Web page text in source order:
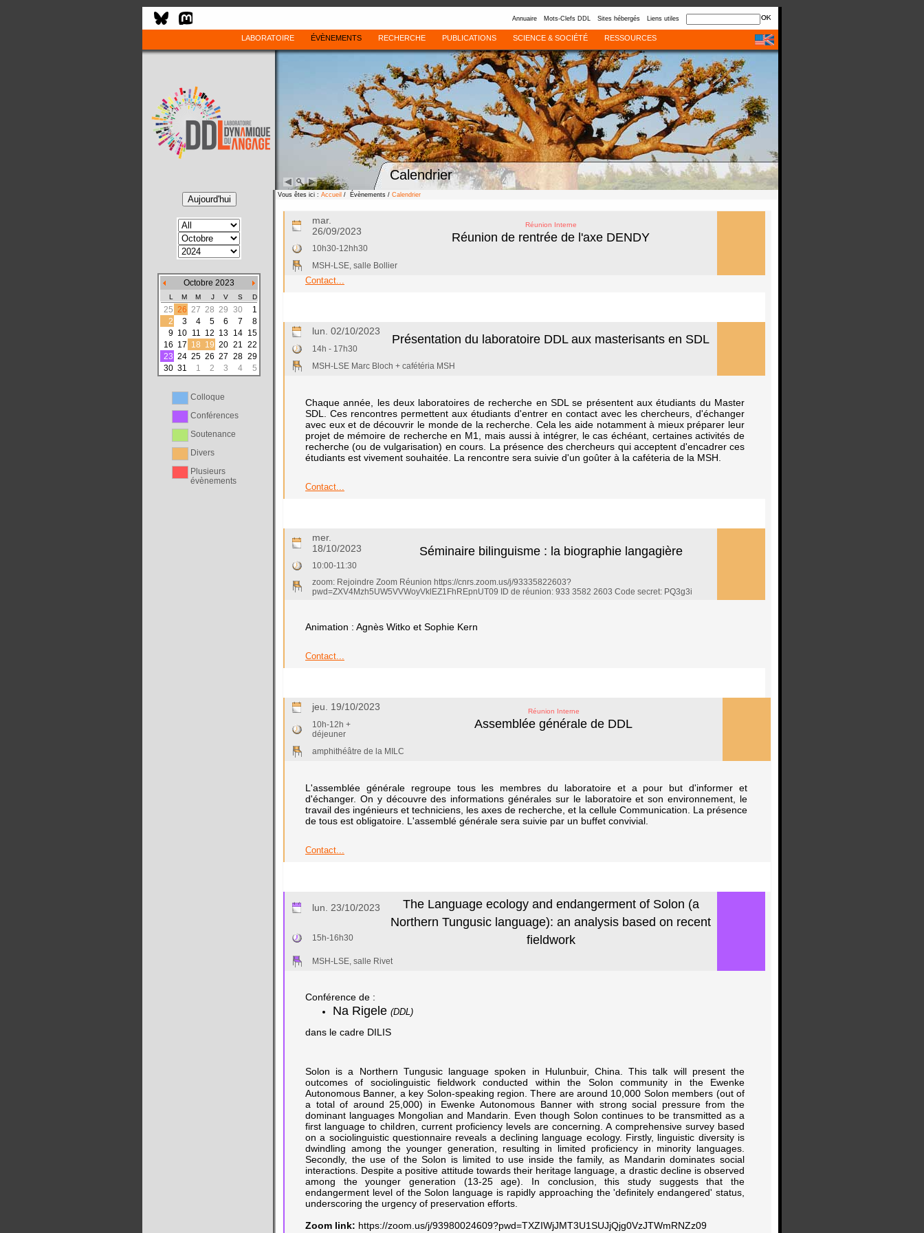
Annuaire Mots-Clefs DDL Sites hébergés Liens utiles
LABORATOIRE ÉVÈNEMENTS RECHERCHE PUBLICATIONS SCIENCE & SOCIÉTÉ RESSOURCES
Calendrier
Octobre 2023
L M M J V S D
25 26 27 28 29 30
1
2
3 4 5 6 7
8
9 10 11 12 13 14 15
16 17 18 19 20 21 22
23 24 25 26 27 28 29
30 31 1 2 3 4 5
Colloque
Conférences
Soutenance
Divers
Plusieurs
évènements
Vous êtes ici : Accueil / Évènements / Calendrier
mar.
26/09/2023
Réunion Interne
Réunion de rentrée de l'axe DENDY
10h30-12hh30
MSH-LSE, salle Bollier
Contact...
lun. 02/10/2023
Présentation du laboratoire DDL aux masterisants en SDL
14h - 17h30
MSH-LSE Marc Bloch + cafétéria MSH
Chaque année, les deux laboratoires de recherche en SDL se présentent aux étudiants du Master
SDL. Ces rencontres permettent aux étudiants d'entrer en contact avec les chercheurs, d'échanger
avec eux et de découvrir le monde de la recherche. Cela les aide notamment à mieux préparer leur
projet de mémoire de recherche en M1, mais aussi à intégrer, le cas échéant, certaines activités de
recherche (ou de vulgarisation) en cours. La présence des chercheurs qui acceptent d'encadrer ces
étudiants est vivement souhaitée. La rencontre sera suivie d'un goûter à la caféteria de la MSH.
Contact...
mer.
18/10/2023
Séminaire bilinguisme : la biographie langagière
10:00-11:30
zoom: Rejoindre Zoom Réunion https://cnrs.zoom.us/j/93335822603?
pwd=ZXV4Mzh5UW5VVWoyVklEZ1FhREpnUT09 ID de réunion: 933 3582 2603 Code secret: PQ3g3i
Animation : Agnès Witko et Sophie Kern
Contact...
jeu. 19/10/2023 Réunion Interne
Assemblée générale de DDL
10h-12h +
déjeuner
amphithéâtre de la MILC
L'assemblée générale regroupe tous les membres du laboratoire et a pour but d'informer et
d'échanger. On y découvre des informations générales sur le laboratoire et son environnement, le
travail des ingénieurs et techniciens, les axes de recherche, et la cellule Communication. La présence
de tous est obligatoire. L'assemblé générale sera suivie par un buffet convivial.
Contact...
lun. 23/10/2023
The Language ecology and endangerment of Solon (a
Northern Tungusic language): an analysis based on recent
fieldwork
15h-16h30
MSH-LSE, salle Rivet
Conférence de :
Na Rigele (DDL)
dans le cadre DILIS
Solon is a Northern Tungusic language spoken in Hulunbuir, China. This talk will present the
outcomes of sociolinguistic fieldwork conducted within the Solon community in the Ewenke
Autonomous Banner, a key Solon-speaking region. There are around 10,000 Solon members (out of
a total of around 25,000) in Ewenke Autonomous Banner with strong social pressure from the
dominant languages Mongolian and Mandarin. Even though Solon continues to be transmitted as a
first language to children, current proficiency levels are concerning. A comprehensive survey based
on a sociolinguistic questionnaire reveals a declining language ecology. Firstly, linguistic diversity is
dwindling among the younger generation, resulting in limited proficiency in minority languages.
Secondly, the use of the Solon is limited to use inside the family, as Mandarin dominates social
interactions. Despite a positive attitude towards their heritage language, a drastic decline is observed
among the younger generation (13-25 age). In conclusion, this study suggests that the
endangerment level of the Solon language is rapidly approaching the 'definitely endangered' status,
underscoring the urgency of preservation efforts.
Zoom link: https://zoom.us/j/93980024609?pwd=TXZIWjJMT3U1SUJjQjg0VzJTWmRNZz09